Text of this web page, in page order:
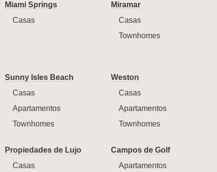
Miami Springs
Casas
Miramar
Casas
Townhomes
Sunny Isles Beach
Casas
Apartamentos
Townhomes
Weston
Casas
Apartamentos
Townhomes
Propiedades de Lujo
Casas
Campos de Golf
Apartamentos